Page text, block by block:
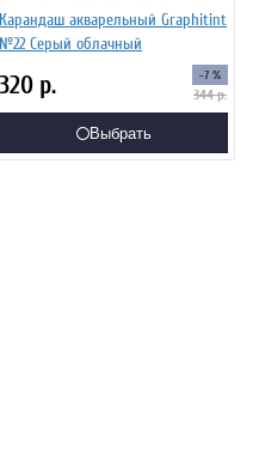
Карандаш акварельный Graphitint
№22 Серый облачный
320 р. -7 %
344р.
Выбрать